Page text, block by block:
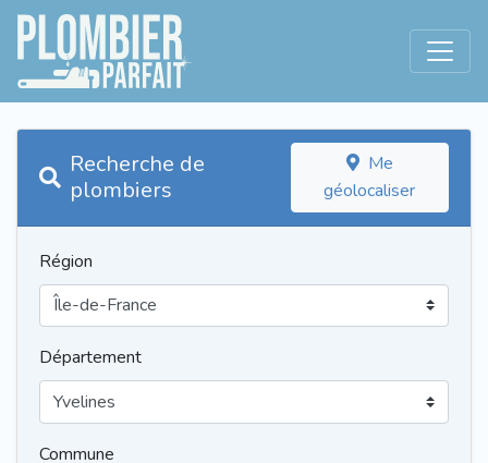
Recherche de
plombiers
Me
géolocaliser
Région
Département
Commune